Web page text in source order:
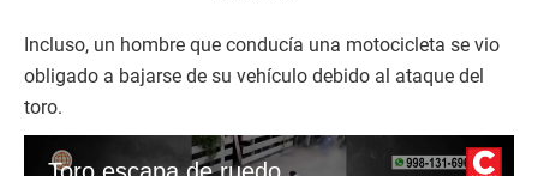
Incluso, un hombre que conducía una motocicleta se vio
obligado a bajarse de su vehículo debido al ataque del
toro.